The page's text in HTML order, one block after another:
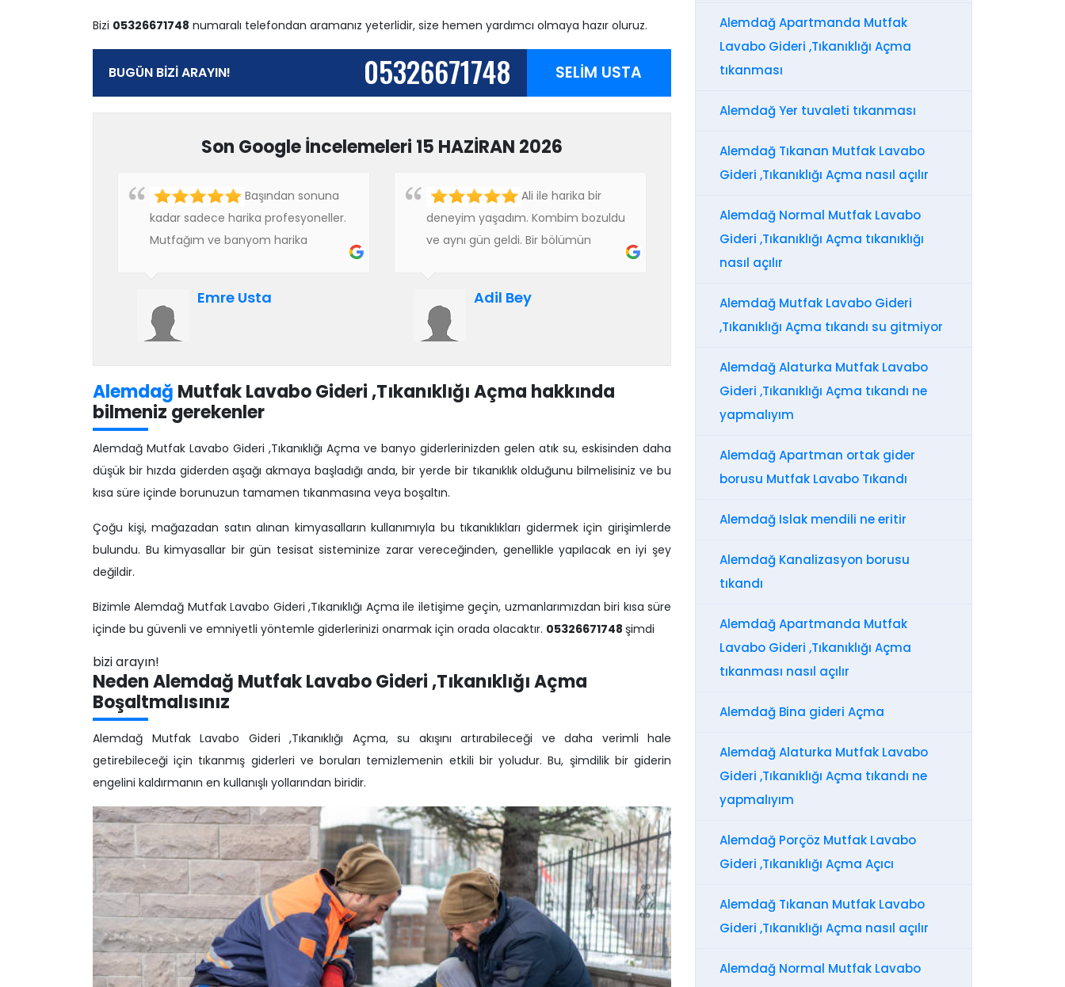
Bizi 05326671748 numaralı telefondan aramanız yeterlidir, size hemen yardımcı olmaya hazır oluruz.
BUGÜN BİZİ ARAYIN! 05326671748 SELİM USTA
Son Google İncelemeleri 15 HAZİRAN 2026
Başından sonuna
kadar sadece harika profesyoneller.
Mutfağım ve banyom harika
planlanandan çok önce
tamamladılar. Şiddetle tavsiye edilir!
Emre Usta
Ali ile harika bir
deneyim yaşadım. Kombim bozuldu
ve aynı gün geldi. Bir bölümün
para kazandırmak için çevrimiçi
olarak baktı. Yeni parçayı düzeltmek
Adil Bey
Alemdağ Mutfak Lavabo Gideri ,Tıkanıklığı Açma hakkında
bilmeniz gerekenler
Alemdağ Mutfak Lavabo Gideri ,Tıkanıklığı Açma ve banyo giderlerinizden gelen atık su, eskisinden daha
düşük bir hızda giderden aşağı akmaya başladığı anda, bir yerde bir tıkanıklık olduğunu bilmelisiniz ve bu
kısa süre içinde borunuzun tamamen tıkanmasına veya boşaltın.
Çoğu kişi, mağazadan satın alınan kimyasalların kullanımıyla bu tıkanıklıkları gidermek için girişimlerde
bulundu. Bu kimyasallar bir gün tesisat sisteminize zarar vereceğinden, genellikle yapılacak en iyi şey
değildir.
Bizimle Alemdağ Mutfak Lavabo Gideri ,Tıkanıklığı Açma ile iletişime geçin, uzmanlarımızdan biri kısa süre
içinde bu güvenli ve emniyetli yöntemle giderlerinizi onarmak için orada olacaktır. 05326671748 şimdi
bizi arayın!
Neden Alemdağ Mutfak Lavabo Gideri ,Tıkanıklığı Açma
Boşaltmalısınız
Alemdağ Mutfak Lavabo Gideri ,Tıkanıklığı Açma, su akışını artırabileceği ve daha verimli hale
getirebileceği için tıkanmış giderleri ve boruları temizlemenin etkili bir yoludur. Bu, şimdilik bir giderin
engelini kaldırmanın en kullanışlı yollarından biridir.
Alemdağ Apartmanda Mutfak
Lavabo Gideri ,Tıkanıklığı Açma
tıkanması
Alemdağ Yer tuvaleti tıkanması
Alemdağ Tıkanan Mutfak Lavabo
Gideri ,Tıkanıklığı Açma nasıl açılır
Alemdağ Normal Mutfak Lavabo
Gideri ,Tıkanıklığı Açma tıkanıklığı
nasıl açılır
Alemdağ Mutfak Lavabo Gideri
,Tıkanıklığı Açma tıkandı su gitmiyor
Alemdağ Alaturka Mutfak Lavabo
Gideri ,Tıkanıklığı Açma tıkandı ne
yapmalıyım
Alemdağ Apartman ortak gider
borusu Mutfak Lavabo Tıkandı
Alemdağ Islak mendili ne eritir
Alemdağ Kanalizasyon borusu
tıkandı
Alemdağ Apartmanda Mutfak
Lavabo Gideri ,Tıkanıklığı Açma
tıkanması nasıl açılır
Alemdağ Bina gideri Açma
Alemdağ Alaturka Mutfak Lavabo
Gideri ,Tıkanıklığı Açma tıkandı ne
yapmalıyım
Alemdağ Porçöz Mutfak Lavabo
Gideri ,Tıkanıklığı Açma Açıcı
Alemdağ Tıkanan Mutfak Lavabo
Gideri ,Tıkanıklığı Açma nasıl açılır
Alemdağ Normal Mutfak Lavabo